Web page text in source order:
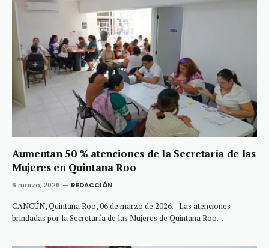
Aumentan 50 % atenciones de la Secretaría de las
Mujeres en Quintana Roo
6 marzo, 2026 REDACCIÓN
CANCÚN, Quintana Roo, 06 de marzo de 2026.– Las atenciones
brindadas por la Secretaría de las Mujeres de Quintana Roo…